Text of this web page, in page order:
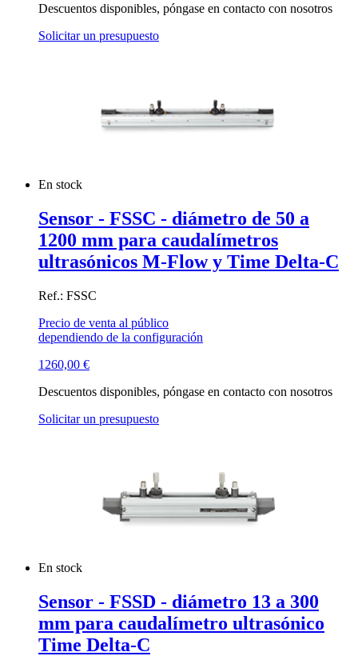
Descuentos disponibles, póngase en contacto con nosotros
Solicitar un presupuesto
En stock
Sensor - FSSC - diámetro de 50 a
1200 mm para caudalímetros
ultrasónicos M-Flow y Time Delta-C
Ref.: FSSC
Precio de venta al público
dependiendo de la configuración
1260,00 €
Descuentos disponibles, póngase en contacto con nosotros
Solicitar un presupuesto
En stock
Sensor - FSSD - diámetro 13 a 300
mm para caudalímetro ultrasónico
Time Delta-C